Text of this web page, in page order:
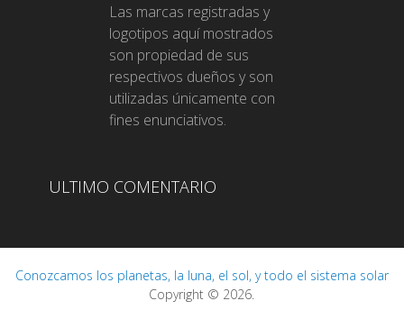
Las marcas registradas y
logotipos aquí mostrados
son propiedad de sus
respectivos dueños y son
utilizadas únicamente con
fines enunciativos.
ULTIMO COMENTARIO
Conozcamos los planetas, la luna, el sol, y todo el sistema solar
Copyright © 2026.